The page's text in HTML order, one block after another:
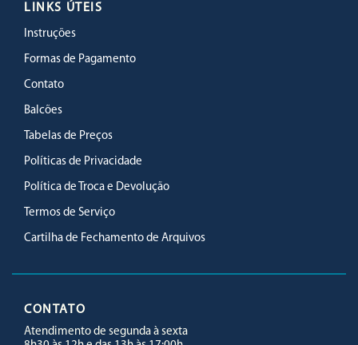
LINKS ÚTEIS
Instruções
Formas de Pagamento
Contato
Balcões
Tabelas de Preços
Políticas de Privacidade
Política de Troca e Devolução
Termos de Serviço
Cartilha de Fechamento de Arquivos
CONTATO
Atendimento de segunda à sexta